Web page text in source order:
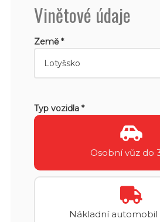
Vinětové údaje
Země *
Typ vozidla *
Osobní vůz do
Nákladní automobil